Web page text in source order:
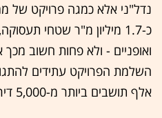
נדל"ני אלא כמגה פרויקט של
כ-1.7 מיליון מ"ר שטחי
ואופניים - ולא פחות חשוב
אלף תושבים ביותר מ-5,000 דירות.